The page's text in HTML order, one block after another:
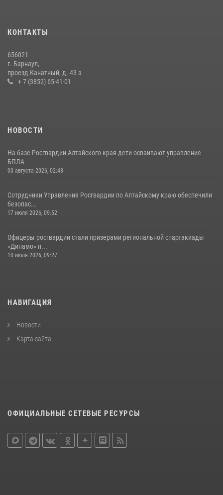
КОНТАКТЫ
656021
г. Барнаул,
проезд Канатный, д. 43 а
+ 7 (3852) 65-41-01
НОВОСТИ
На базе Росгвардии Алтайского края дети осваивают управление
БПЛА
03 августа 2026, 02:43
Сотрудники Управления Росгвардии по Алтайскому краю обеспечили
безопас...
17 июля 2026, 09:52
Офицеры росгвардии стали призерами региональной спартакиады
«Динамо» п...
10 июля 2026, 09:27
НАВИГАЦИЯ
Новости
Карта сайта
ОФИЦИАЛЬНЫЕ СЕТЕВЫЕ РЕСУРСЫ